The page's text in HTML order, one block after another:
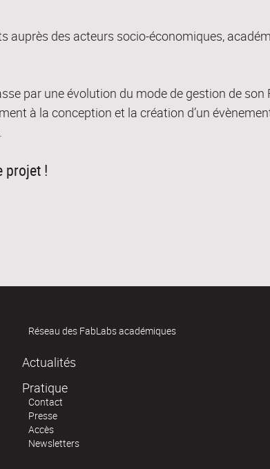
auprès des acteurs socio-économiques,
par une évolution du mode de gestion de son
à la conception et la création d’un
projet !
Réseau des FabLabs académiques
Actualités
Pratique
Contact
Presse
Accès
Newsletters